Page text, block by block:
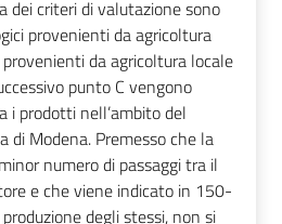
dei criteri di valutazione sono
provenienti da agricoltura
da agricoltura locale
punto C vengono
i prodotti nell’ambito del
di Modena. Premesso che la
numero di passaggi tra il
e che viene indicato in 150-
degli stessi, non si